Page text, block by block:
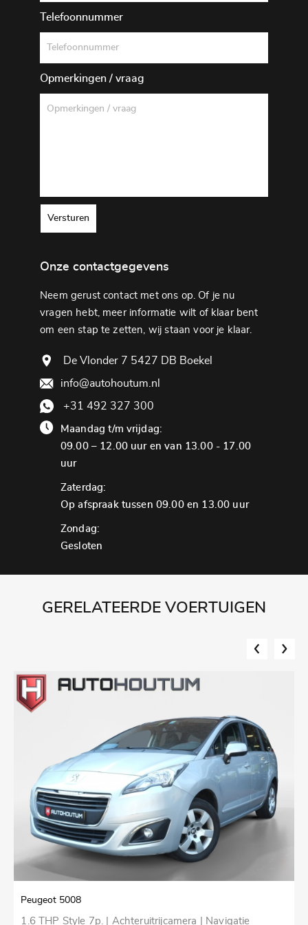
Telefoonnummer
Opmerkingen / vraag
Versturen
Onze contactgegevens
Neem gerust contact met ons op. Of je nu
vragen hebt, meer informatie wilt of klaar bent
om een ​​stap te zetten, wij staan ​​voor je klaar.
De Vlonder 7 5427 DB Boekel
info@autohoutum.nl
+31 492 327 300
Maandag t/m vrijdag:
09.00 – 12.00 uur en van 13.00 - 17.00
uur
Zaterdag:
Op afspraak tussen 09.00 en 13.00 uur
Zondag:
Gesloten
GERELATEERDE VOERTUIGEN
Peugeot 5008
1.6 THP Style 7p. | Achteruitrijcamera | Navigatie